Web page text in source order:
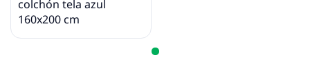
colchón tela azul
160x200 cm